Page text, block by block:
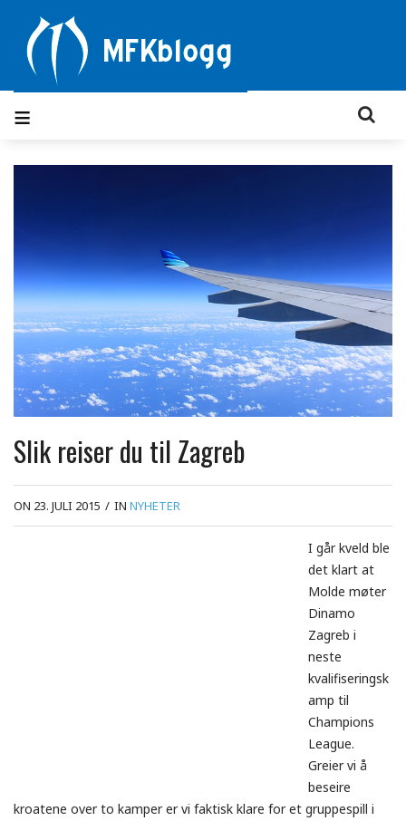
Slik reiser du til Zagreb
ON 23. JULI 2015 / IN NYHETER
I går kveld ble
det klart at
Molde møter
Dinamo
Zagreb i
neste
kvalifiseringsk
amp til
Champions
League.
Greier vi å
beseire
kroatene over to kamper er vi faktisk klare for et gruppespill i